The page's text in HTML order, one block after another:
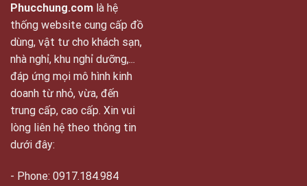
Phucchung.com là hệ
thống website cung cấp đồ
dùng, vật tư cho khách sạn,
nhà nghỉ, khu nghỉ dưỡng,...
đáp ứng mọi mô hình kinh
doanh từ nhỏ, vừa, đến
trung cấp, cao cấp. Xin vui
lòng liên hệ theo thông tin
dưới đây:
- Phone: 0917.184.984